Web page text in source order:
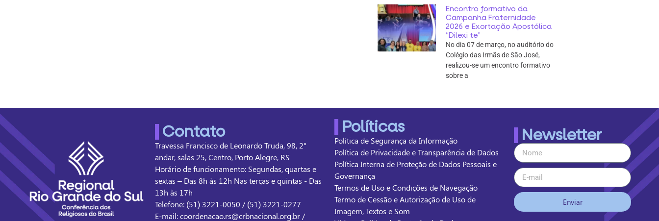
Encontro formativo da
Campanha Fraternidade
2026 e Exortação Apostólica
“Dilexi te”
No dia 07 de março, no auditório do
Colégio das Irmãs de São José,
realizou-se um encontro formativo
sobre a
Contato
Travessa Francisco de Leonardo Truda, 98, 2°
andar, salas 25, Centro, Porto Alegre, RS
Horário de funcionamento: Segundas, quartas e
sextas – Das 8h às 12h Nas terças e quintas - Das
13h às 17h
Telefone: (51) 3221-0050 / (51) 3221-0277
E-mail: coordenacao.rs@crbnacional.org.br /
Políticas
Política de Segurança da Informação
Política de Privacidade e Transparência de Dados
Política Interna de Proteção de Dados Pessoais e
Governança
Termos de Uso e Condições de Navegação
Termo de Cessão e Autorização de Uso de
Imagem, Textos e Som
Newsletter
Enviar